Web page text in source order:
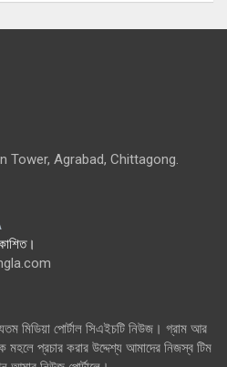
Tower, Agrabad, Chittagong.
মিডিয়া পোর্টাল সিএইচটি নিউজ। গ্রাম আর
মহলে প্রচার করার উদ্দেশ্য আমাদের নিজস্ব টিম